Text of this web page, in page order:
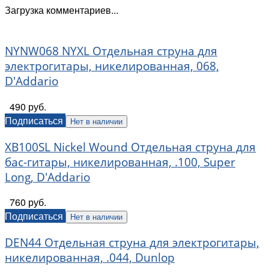
Загрузка комментариев...
NYNW068 NYXL Отдельная струна для
электрогитары, никелированная, 068,
D'Addario
490 руб.
Подписаться
Нет в наличии
XB100SL Nickel Wound Отдельная струна для
бас-гитары, никелированная, .100, Super
Long, D'Addario
760 руб.
Подписаться
Нет в наличии
DEN44 Отдельная струна для электрогитары,
никелированная, .044, Dunlop